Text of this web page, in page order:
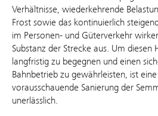
Verhältnisse, wiederkehrende
Frost sowie das kontinuierlich
im Personen- und Güterverkehr
Substanz der Strecke aus. Um diesen
langfristig zu begegnen und einen
Bahnbetrieb zu gewährleisten, ist
vorausschauende Sanierung der
unerlässlich.